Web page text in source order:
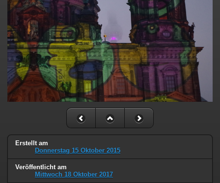
Erstellt am
Donnerstag 15 Oktober 2015
Veröffentlicht am
Mittwoch 18 Oktober 2017